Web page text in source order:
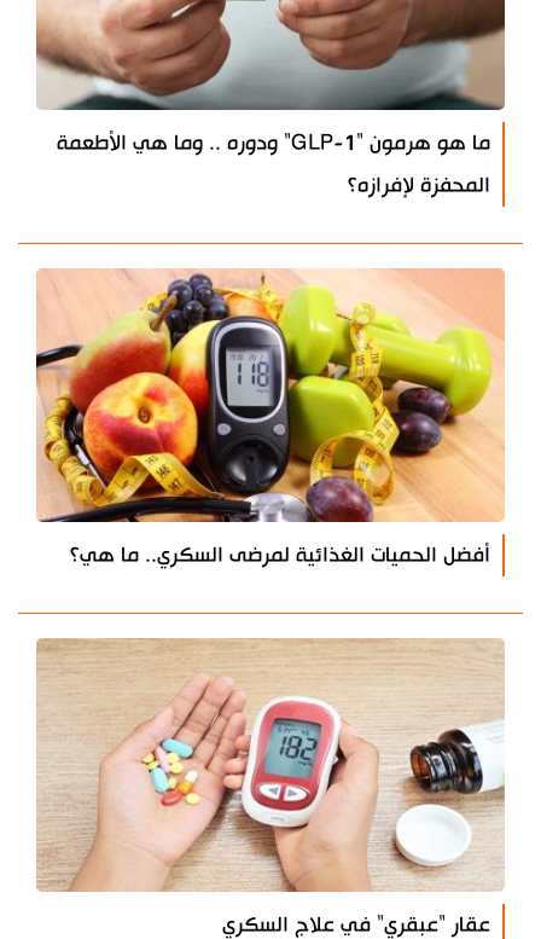
ما هو هرمون "GLP-1" ودوره .. وما هي الأطعمة
المحفزة لإفرازه؟
أفضل الحميات الغذائية لمرضى السكري.. ما هي؟
عقار "عبقري" في علاج السكري